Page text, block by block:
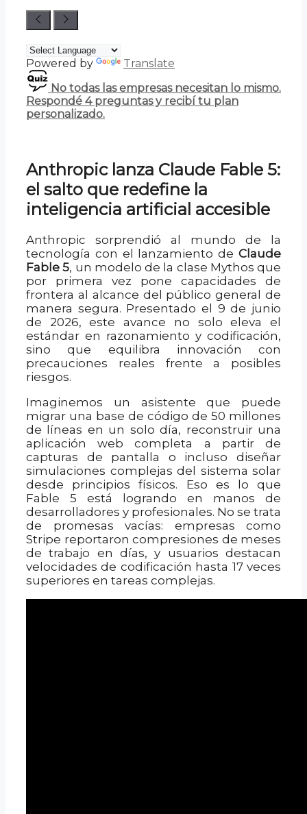
Powered by
Translate
No todas las empresas necesitan lo mismo.
Respondé 4 preguntas y recibí tu plan
personalizado.
Anthropic lanza Claude Fable 5:
el salto que redefine la
inteligencia artificial accesible
Anthropic sorprendió al mundo de la
tecnología con el lanzamiento de Claude
Fable 5, un modelo de la clase Mythos que
por primera vez pone capacidades de
frontera al alcance del público general de
manera segura. Presentado el 9 de junio
de 2026, este avance no solo eleva el
estándar en razonamiento y codificación,
sino que equilibra innovación con
precauciones reales frente a posibles
riesgos.
Imaginemos un asistente que puede
migrar una base de código de 50 millones
de líneas en un solo día, reconstruir una
aplicación web completa a partir de
capturas de pantalla o incluso diseñar
simulaciones complejas del sistema solar
desde principios físicos. Eso es lo que
Fable 5 está logrando en manos de
desarrolladores y profesionales. No se trata
de promesas vacías: empresas como
Stripe reportaron compresiones de meses
de trabajo en días, y usuarios destacan
velocidades de codificación hasta 17 veces
superiores en tareas complejas.